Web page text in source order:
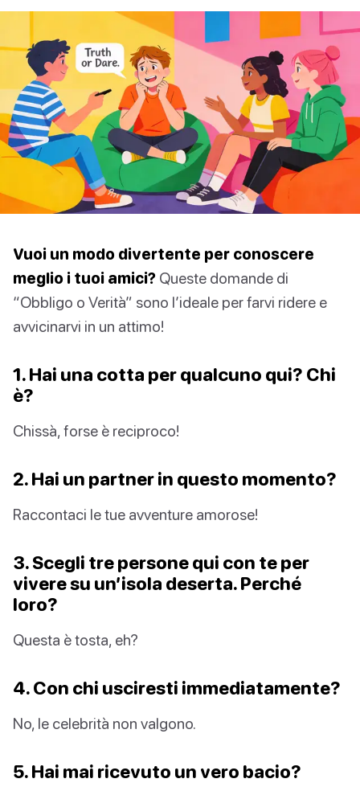
Vuoi un modo divertente per conoscere
meglio i tuoi amici? Queste domande di
“Obbligo o Verità” sono l’ideale per farvi ridere e
avvicinarvi in un attimo!
1. Hai una cotta per qualcuno qui? Chi
è?
Chissà, forse è reciproco!
2. Hai un partner in questo momento?
Raccontaci le tue avventure amorose!
3. Scegli tre persone qui con te per
vivere su un’isola deserta. Perché
loro?
Questa è tosta, eh?
4. Con chi usciresti immediatamente?
No, le celebrità non valgono.
5. Hai mai ricevuto un vero bacio?